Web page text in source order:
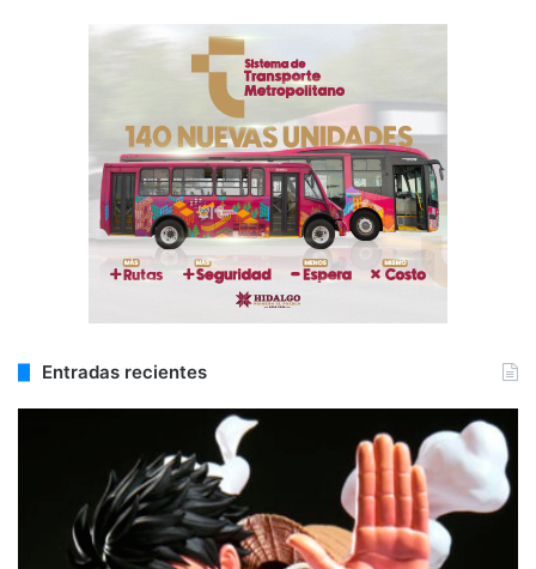
Entradas recientes